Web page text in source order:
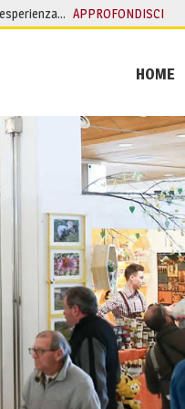
HOME
APPROFONDISCI